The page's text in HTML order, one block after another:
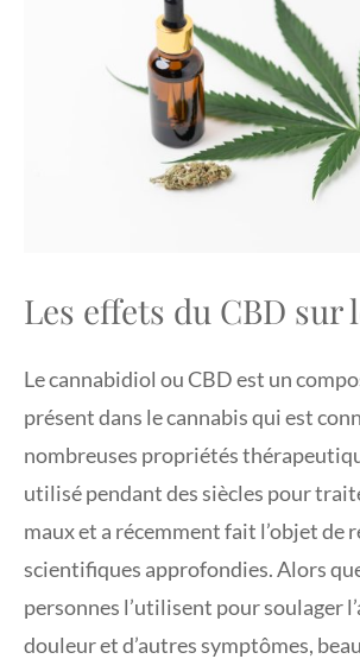
Les effets du CBD sur
Le cannabidiol ou CBD est un
présent dans le cannabis qui est
nombreuses propriétés
utilisé pendant des siècles pour
maux et a récemment fait l’objet de
scientifiques approfondies. Alors
personnes l’utilisent pour soulager
douleur et d’autres symptômes,